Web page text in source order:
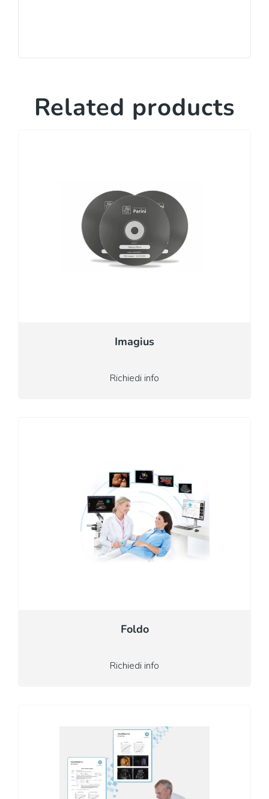
Related products
Imagius
Richiedi info
Foldo
Richiedi info